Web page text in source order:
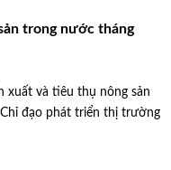
trong nước tháng
xuất và tiêu thụ nông sản
đạo phát triển thị trường